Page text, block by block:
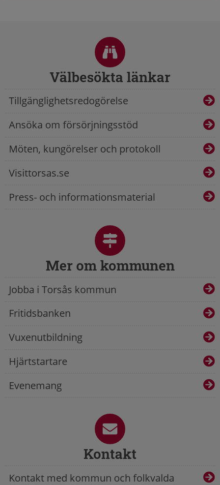
Välbesökta länkar
Tillgänglighetsredogörelse
Ansöka om försörjningsstöd
Möten, kungörelser och protokoll
Visittorsas.se
Press- och informationsmaterial
Mer om kommunen
Jobba i Torsås kommun
Fritidsbanken
Vuxenutbildning
Hjärtstartare
Evenemang
Kontakt
Kontakt med kommun och folkvalda